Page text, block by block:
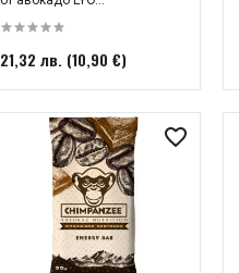
21,32 лв. (10,90 €)